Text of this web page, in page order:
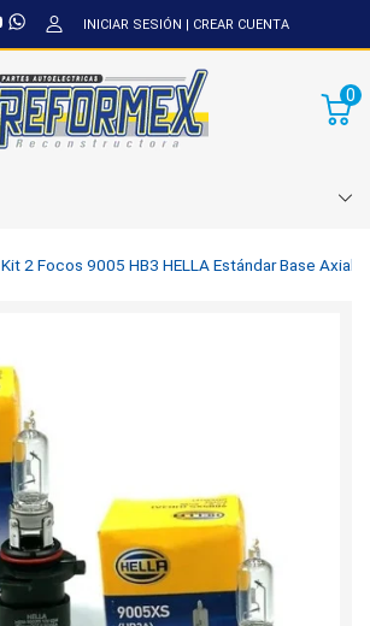
INICIAR SESIÓN | CREAR CUENTA
0
Kit 2 Focos 9005 HB3 HELLA Estándar Base Axial